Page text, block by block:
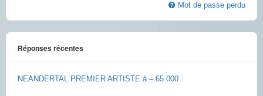
Mot de passe perdu
Réponses récentes
NEANDERTAL PREMIER ARTISTE à – 65 000